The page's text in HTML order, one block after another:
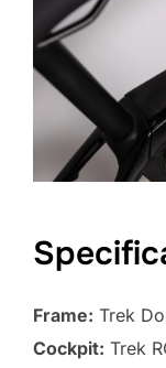
Frame: Trek
Cockpit: Trek